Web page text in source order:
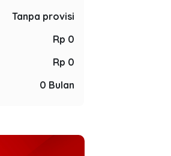
Tanpa provisi
Rp 0
Rp 0
0 Bulan